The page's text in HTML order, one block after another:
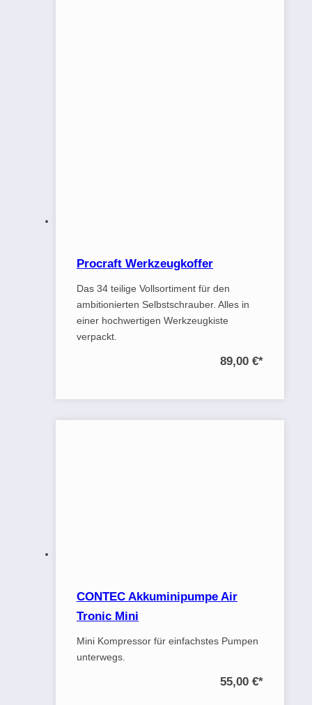
Procraft Werkzeugkoffer
Das 34 teilige Vollsortiment für den
ambitionierten Selbstschrauber. Alles in
einer hochwertigen Werkzeugkiste
verpackt.
89,00 €*
CONTEC Akkuminipumpe Air
Tronic Mini
Mini Kompressor für einfachstes Pumpen
unterwegs.
55,00 €*